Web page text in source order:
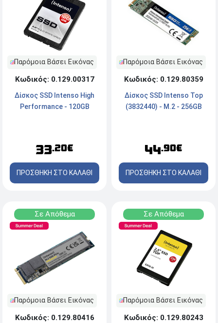
Παρόμοια Βάσει Εικόνας
Κωδικός: 0.129.00317
Δίσκος SSD Intenso High
Performance - 120GB
33.20€
ΠΡΟΣΘΗΚΗ ΣΤΟ ΚΑΛΑΘΙ
Παρόμοια Βάσει Εικόνας
Κωδικός: 0.129.80359
Δίσκος SSD Intenso Top
(3832440) - M.2 - 256GB
44.90€
ΠΡΟΣΘΗΚΗ ΣΤΟ ΚΑΛΑΘΙ
Σε Απόθεμα
Παρόμοια Βάσει Εικόνας
Κωδικός: 0.129.80416
Σε Απόθεμα
Παρόμοια Βάσει Εικόνας
Κωδικός: 0.129.80243